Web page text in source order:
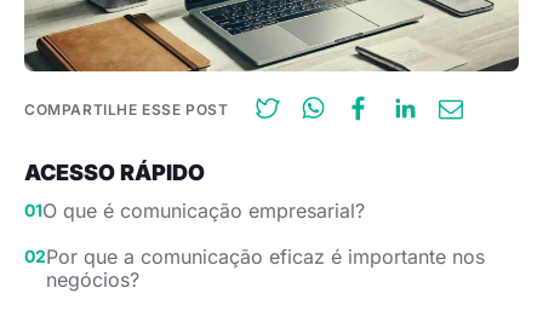
COMPARTILHE ESSE POST
ACESSO RÁPIDO
O que é comunicação empresarial?
Por que a comunicação eficaz é importante nos
negócios?